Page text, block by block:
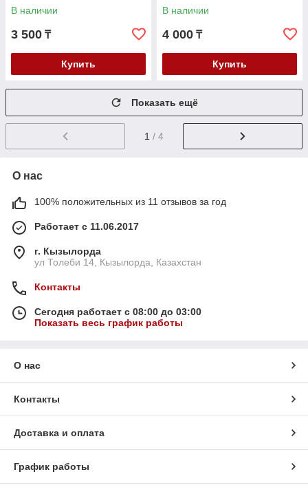
В наличии
3 500 ₸
Купить
В наличии
4 000 ₸
Купить
Показать ещё
1 / 4
О нас
100% положительных из 11 отзывов за год
Работает с 11.06.2017
г. Кызылорда
ул Толеби 14, Кызылорда, Казахстан
Контакты
Сегодня работает с 08:00 до 03:00
Показать весь график работы
О нас
Контакты
Доставка и оплата
График работы